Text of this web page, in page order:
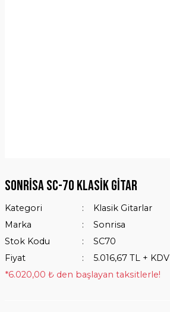
Sonrisa SC-70 Klasik Gitar
Kategori
Klasik Gitarlar
Marka
Sonrisa
Stok Kodu
SC70
Fiyat
5.016,67 TL + KDV
*6.020,00 ₺ den başlayan taksitlerle!